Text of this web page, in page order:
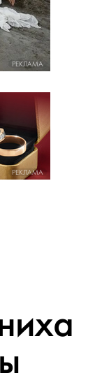
РЕКЛАМА
РЕКЛАМА